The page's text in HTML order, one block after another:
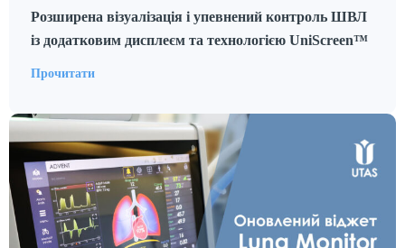
Розширена візуалізація і упевнений контроль ШВЛ
із додатковим дисплеєм та технологією UniScreen™
Прочитати